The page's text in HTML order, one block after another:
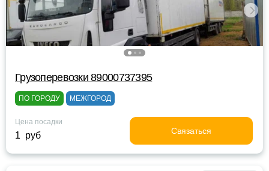
Грузоперевозки 89000737395
ПО ГОРОДУ МЕЖГОРОД
Цена посадки
1 руб Связаться